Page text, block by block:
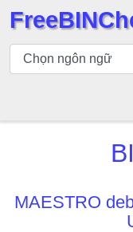
Kiểm
tra
BIN
MAESTRO